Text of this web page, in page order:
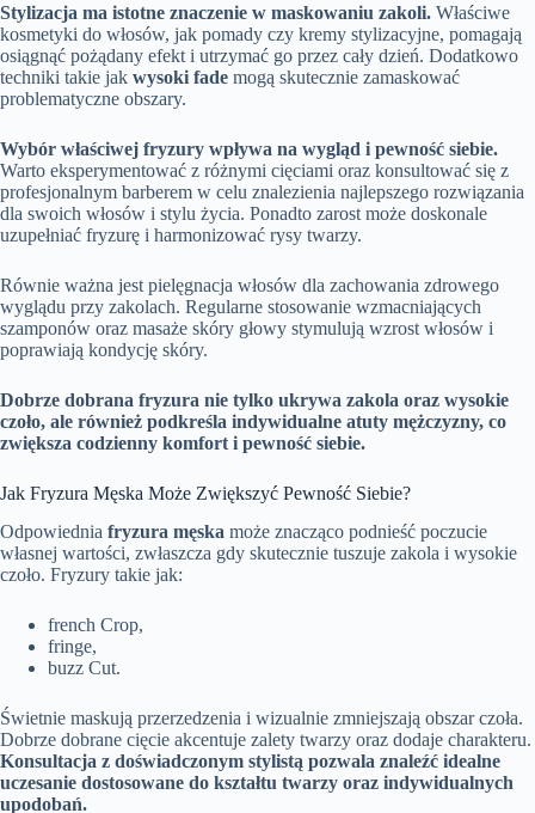
Stylizacja ma istotne znaczenie w maskowaniu zakoli. Właściwe
kosmetyki do włosów, jak pomady czy kremy stylizacyjne, pomagają
osiągnąć pożądany efekt i utrzymać go przez cały dzień. Dodatkowo
techniki takie jak wysoki fade mogą skutecznie zamaskować
problematyczne obszary.
Wybór właściwej fryzury wpływa na wygląd i pewność siebie.
Warto eksperymentować z różnymi cięciami oraz konsultować się z
profesjonalnym barberem w celu znalezienia najlepszego rozwiązania
dla swoich włosów i stylu życia. Ponadto zarost może doskonale
uzupełniać fryzurę i harmonizować rysy twarzy.
Równie ważna jest pielęgnacja włosów dla zachowania zdrowego
wyglądu przy zakolach. Regularne stosowanie wzmacniających
szamponów oraz masaże skóry głowy stymulują wzrost włosów i
poprawiają kondycję skóry.
Dobrze dobrana fryzura nie tylko ukrywa zakola oraz wysokie
czoło, ale również podkreśla indywidualne atuty mężczyzny, co
zwiększa codzienny komfort i pewność siebie.
Jak Fryzura Męska Może Zwiększyć Pewność Siebie?
Odpowiednia fryzura męska może znacząco podnieść poczucie
własnej wartości, zwłaszcza gdy skutecznie tuszuje zakola i wysokie
czoło. Fryzury takie jak:
french Crop,
fringe,
buzz Cut.
Świetnie maskują przerzedzenia i wizualnie zmniejszają obszar czoła.
Dobrze dobrane cięcie akcentuje zalety twarzy oraz dodaje charakteru.
Konsultacja z doświadczonym stylistą pozwala znaleźć idealne
uczesanie dostosowane do kształtu twarzy oraz indywidualnych
upodobań.